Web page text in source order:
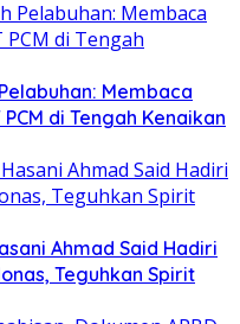
Membaca
di Tengah Kenaikan
Ahmad Said Hadiri
Teguhkan Spirit